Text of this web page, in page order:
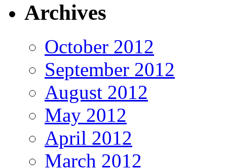
Archives
October 2012
September 2012
August 2012
May 2012
April 2012
March 2012